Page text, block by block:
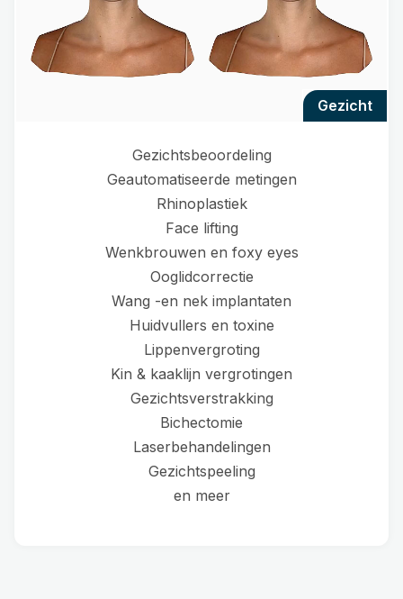
gezicht
Gezichtsbeoordeling
Geautomatiseerde metingen
Rhinoplastiek
Face lifting
Wenkbrouwen en foxy eyes
Ooglidcorrectie
Wang -en nek implantaten
Huidvullers en toxine
Lippenvergroting
Kin & kaaklijn vergrotingen
Gezichtsverstrakking
Bichectomie
Laserbehandelingen
Gezichtspeeling
en meer